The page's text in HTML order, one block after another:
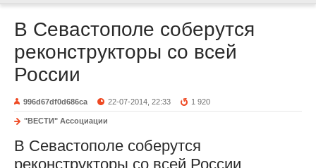
В Севастополе соберутся
реконструкторы со всей
России
996d67df0d686ca 22-07-2014, 22:33 1 920
"ВЕСТИ" Ассоциации
В Севастополе соберутся
реконструкторы со всей России